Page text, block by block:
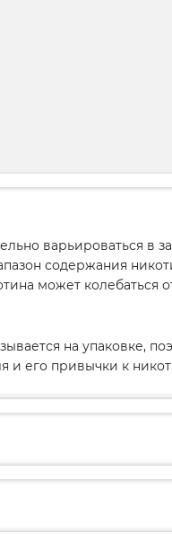
варьироваться в
содержания
может
на
и его привычки к